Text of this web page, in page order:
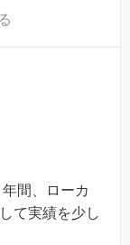
間、ローカ
て実績を少し